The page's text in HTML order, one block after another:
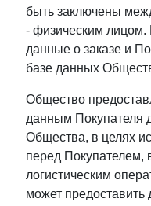
быть заключены
- физическим лицом.
данные о заказе и
базе данных
Общество
данным Покупателя
Общества, в целях
перед Покупателем,
логистическим
может предоставить